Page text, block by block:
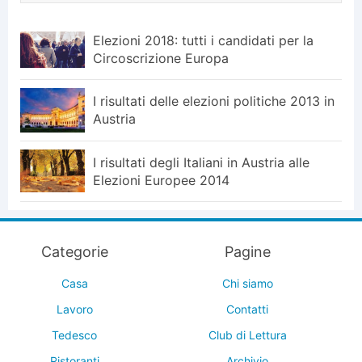
Elezioni 2018: tutti i candidati per la
Circoscrizione Europa
I risultati delle elezioni politiche 2013 in
Austria
I risultati degli Italiani in Austria alle
Elezioni Europee 2014
Categorie
Casa
Lavoro
Tedesco
Pagine
Chi siamo
Contatti
Club di Lettura